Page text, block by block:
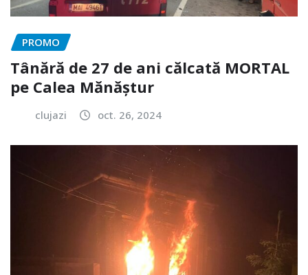
PROMO
Tânără de 27 de ani călcată MORTAL
pe Calea Mănăștur
clujazi oct. 26, 2024